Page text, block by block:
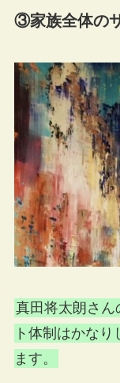
③家族全体の
真田将太朗さん
ト体制はかな
ます。